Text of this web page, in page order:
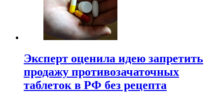
Эксперт оценила идею запретить
продажу противозачаточных
таблеток в РФ без рецепта